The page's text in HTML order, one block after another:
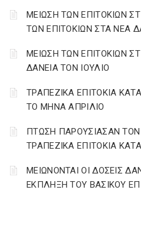
ΜΕΙΩΣΗ ΤΩΝ ΕΠΙΤΟΚΙΩΝ
ΤΩΝ ΕΠΙΤΟΚΙΩΝ ΣΤΑ ΝΕΑ
ΜΕΙΩΣΗ ΤΩΝ ΕΠΙΤΟΚΙΩΝ
ΔΑΝΕΙΑ ΤΟΝ ΙΟΥΛΙΟ
ΤΡΑΠΕΖΙΚΑ ΕΠΙΤΟΚΙΑ
ΤΟ ΜΗΝΑ ΑΠΡΙΛΙΟ
ΠΤΩΣΗ ΠΑΡΟΥΣΙΑΣΑΝ
ΤΡΑΠΕΖΙΚΑ ΕΠΙΤΟΚΙΑ
ΜΕΙΩΝΟΝΤΑΙ ΟΙ ΔΟΣΕΙΣ
ΕΚΠΛΗΞΗ ΤΟΥ ΒΑΣΙΚΟΥ